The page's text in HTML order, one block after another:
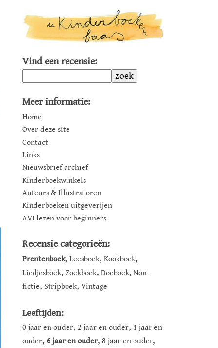
Vind een recensie:
zoek
Meer informatie:
Home
Over deze site
Contact
Links
Nieuwsbrief archief
Kinderboekwinkels
Auteurs & Illustratoren
Kinderboeken uitgeverijen
AVI lezen voor beginners
Recensie categorieën:
Prentenboek, Leesboek, Kookboek,
Liedjesboek, Zoekboek, Doeboek, Non-
fictie, Stripboek, Vintage
Leeftijden:
0 jaar en ouder, 2 jaar en ouder, 4 jaar en
ouder, 6 jaar en ouder, 8 jaar en ouder,